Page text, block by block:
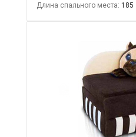
Длина спального места: 185